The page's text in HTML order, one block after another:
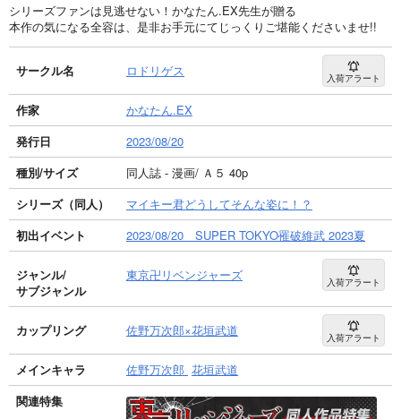
シリーズファンは見逃せない！かなたん.EX先生が贈る
本作の気になる全容は、是非お手元にてじっくりご堪能くださいませ!!
サークル名 ロドリゲス 入荷アラート
作家
かなたん.EX
発行日
2023/08/20
種別/サイズ
同人誌 - 漫画/ Ａ５ 40p
シリーズ（同人）
マイキー君どうしてそんな姿に！？
初出イベント
2023/08/20 SUPER TOKYO罹破維武 2023夏
ジャンル/
サブジャンル
東京卍リベンジャーズ 入荷アラート
カップリング 佐野万次郎×花垣武道 入荷アラート
メインキャラ 佐野万次郎 花垣武道
関連特集